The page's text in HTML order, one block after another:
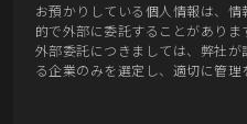
お預かりしている個人情報は、
的で外部に委託することがありま
外部委託につきましては、弊社
る企業のみを選定し、適切に管理